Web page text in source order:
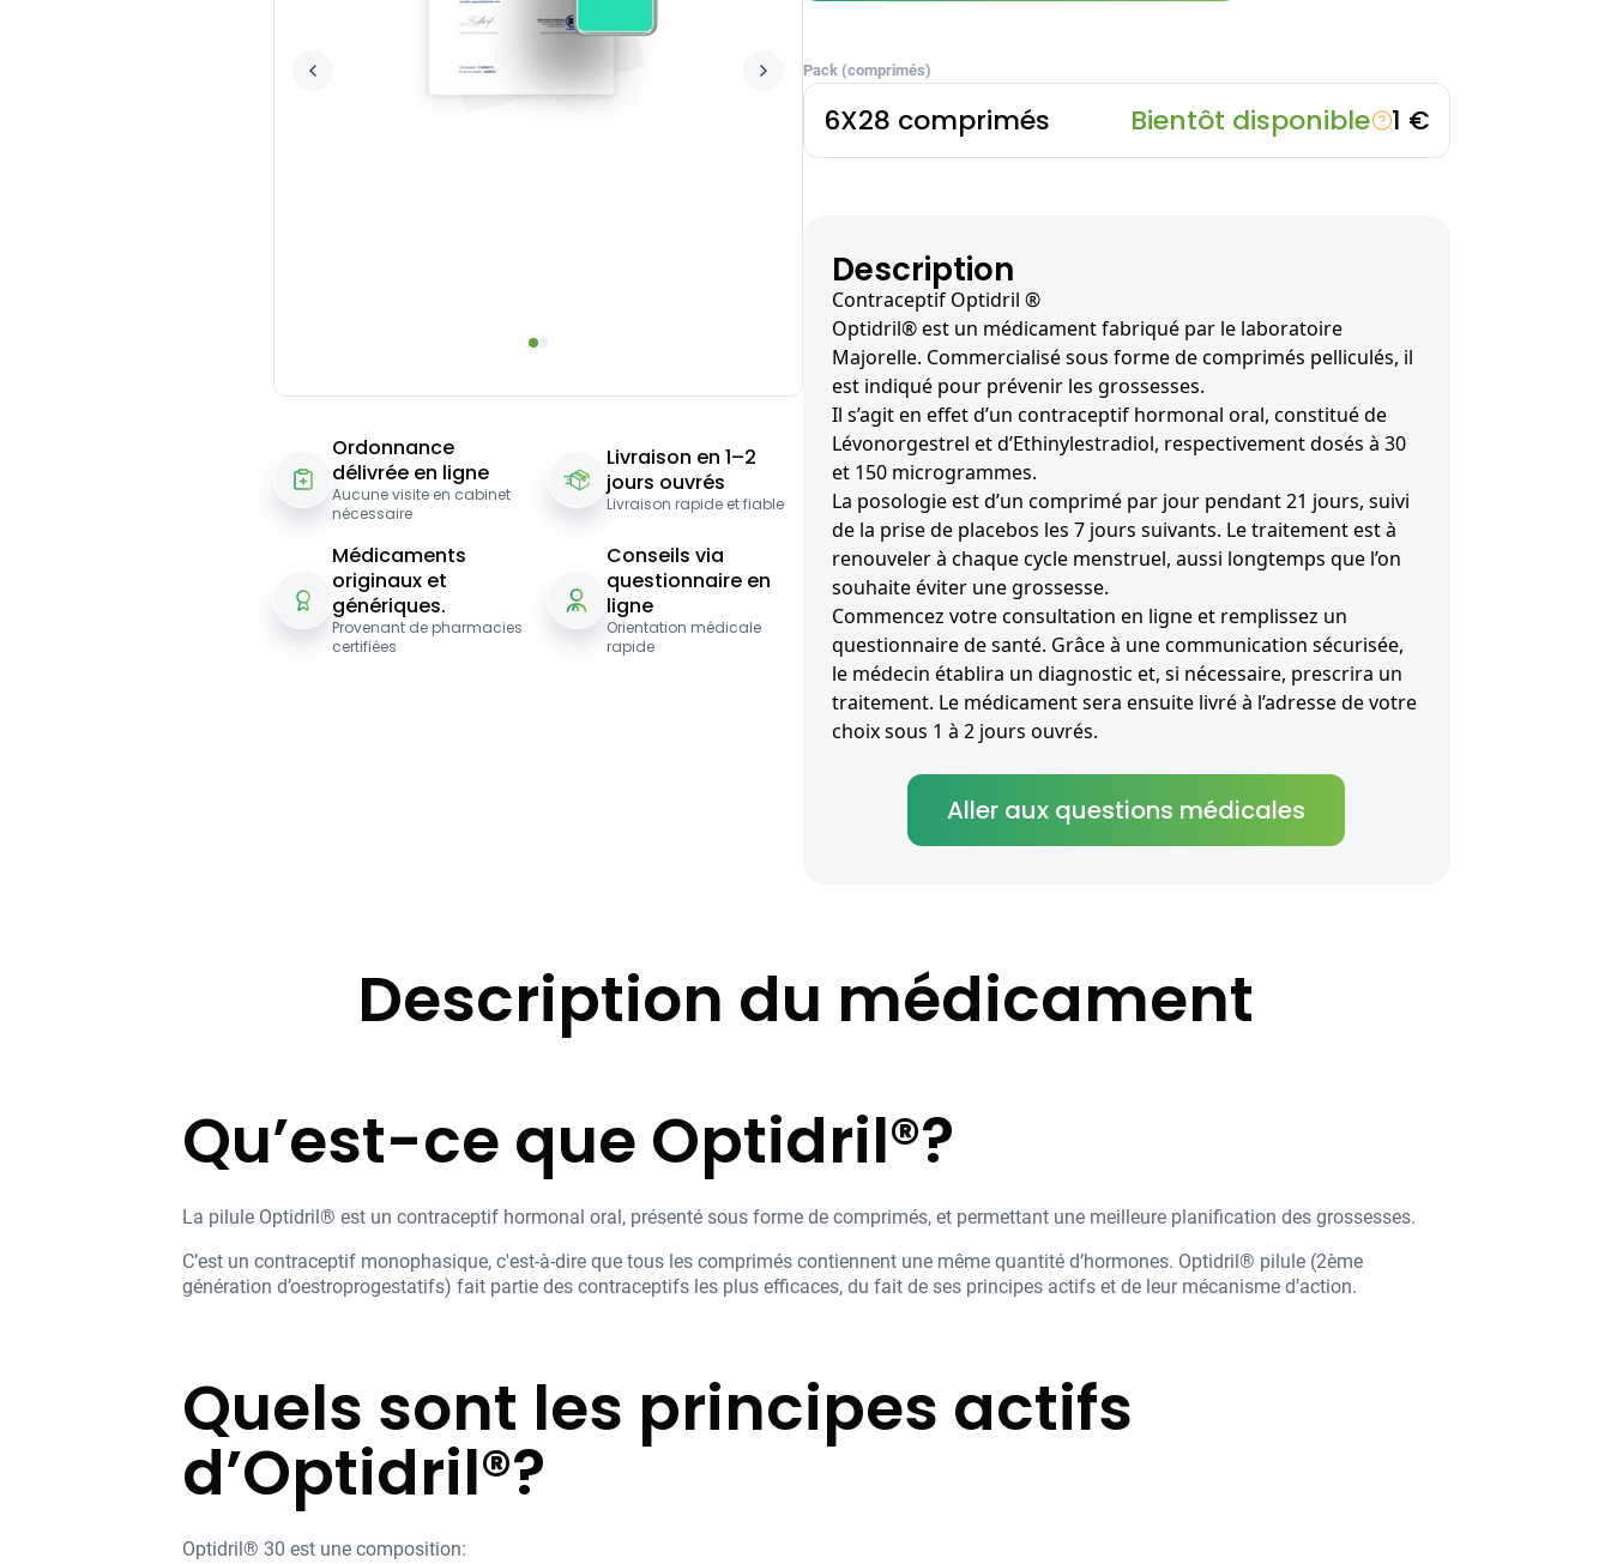
Ordonnance
délivrée en ligne
Aucune visite en cabinet
nécessaire
Livraison en 1–2
jours ouvrés
Livraison rapide et fiable
Médicaments
originaux et
génériques.
Provenant de pharmacies
certifiées
Conseils via
questionnaire en
ligne
Orientation médicale
rapide
Pack (comprimés)
6X28 comprimés Bientôt disponible 1 €
Description
Contraceptif Optidril ®
Optidril® est un médicament fabriqué par le laboratoire
Majorelle. Commercialisé sous forme de comprimés pelliculés, il
est indiqué pour prévenir les grossesses.
Il s’agit en effet d’un contraceptif hormonal oral, constitué de
Lévonorgestrel et d’Ethinylestradiol, respectivement dosés à 30
et 150 microgrammes.
La posologie est d’un comprimé par jour pendant 21 jours, suivi
de la prise de placebos les 7 jours suivants. Le traitement est à
renouveler à chaque cycle menstruel, aussi longtemps que l’on
souhaite éviter une grossesse.
Commencez votre consultation en ligne et remplissez un
questionnaire de santé. Grâce à une communication sécurisée,
le médecin établira un diagnostic et, si nécessaire, prescrira un
traitement. Le médicament sera ensuite livré à l’adresse de votre
choix sous 1 à 2 jours ouvrés.
Aller aux questions médicales
Description du médicament
Qu’est-ce que Optidril®?
La pilule Optidril® est un contraceptif hormonal oral, présenté sous forme de comprimés, et permettant une meilleure planification des grossesses.
C’est un contraceptif monophasique, c'est-à-dire que tous les comprimés contiennent une même quantité d’hormones. Optidril® pilule (2ème
génération d’oestroprogestatifs) fait partie des contraceptifs les plus efficaces, du fait de ses principes actifs et de leur mécanisme d’action.
Quels sont les principes actifs
d’Optidril®?
Optidril® 30 est une composition: